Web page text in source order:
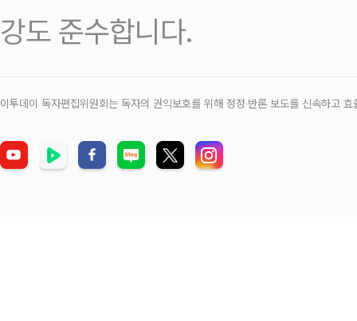
강도 준수합니다.
이투데이 독자편집위원회는 독자의 권익보호를 위해 정정‧반론 보도를 신속하고